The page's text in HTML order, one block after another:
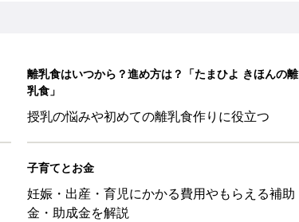
離乳食はいつから？進め方は？「たまひよ きほんの離
乳食」
授乳の悩みや初めての離乳食作りに役立つ
子育てとお金
妊娠・出産・育児にかかる費用やもらえる補助
金・助成金を解説